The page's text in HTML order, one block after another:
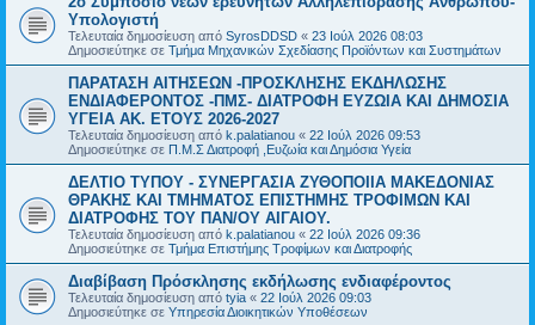
Υπολογιστή
Τελευταία δημοσίευση από SyrosDDSD « 23 Ιούλ 2026 08:03
Δημοσιεύτηκε σε Τμήμα Μηχανικών Σχεδίασης Προϊόντων και Συστημάτων
ΠΑΡΑΤΑΣΗ ΑΙΤΗΣΕΩΝ -ΠΡΟΣΚΛΗΣΗΣ ΕΚΔΗΛΩΣΗΣ
ΕΝΔΙΑΦΕΡΟΝΤΟΣ -ΠΜΣ- ΔΙΑΤΡΟΦΗ ΕΥΖΩΙΑ ΚΑΙ ΔΗΜΟΣΙΑ
ΥΓΕΙΑ AK. ETOYΣ 2026-2027
Τελευταία δημοσίευση από k.palatianou « 22 Ιούλ 2026 09:53
Δημοσιεύτηκε σε Π.Μ.Σ Διατροφή ,Ευζωία και Δημόσια Υγεία
ΔΕΛΤΙΟ ΤΥΠΟΥ - ΣΥΝΕΡΓΑΣΙΑ ΖΥΘΟΠΟΙΙΑ ΜΑΚΕΔΟΝΙΑΣ
ΘΡΑΚΗΣ ΚΑΙ ΤΜΗΜΑΤΟΣ ΕΠΙΣΤΗΜΗΣ ΤΡΟΦΙΜΩΝ ΚΑΙ
ΔΙΑΤΡΟΦΗΣ ΤΟΥ ΠΑΝ/ΟΥ ΑΙΓΑΙΟΥ.
Τελευταία δημοσίευση από k.palatianou « 22 Ιούλ 2026 09:36
Δημοσιεύτηκε σε Τμήμα Επιστήμης Τροφίμων και Διατροφής
Διαβίβαση Πρόσκλησης εκδήλωσης ενδιαφέροντος
Τελευταία δημοσίευση από tyia « 22 Ιούλ 2026 09:03
Δημοσιεύτηκε σε Υπηρεσία Διοικητικών Υποθέσεων